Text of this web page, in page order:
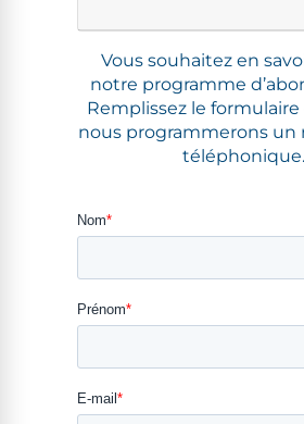
Vous souhaitez en
notre pro­gramme
Rem­plis­sez le for­mu­laire
nous pro­gram­merons un
téléphonique.